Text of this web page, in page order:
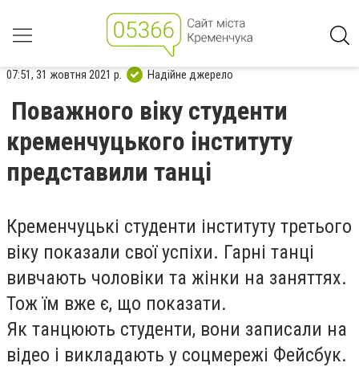
07:51, 31 жовтня 2021 р. Надійне джерело
Поважного віку студенти
кременчуцького інституту
представили танці
Кременчуцькі студенти інституту третього
віку показали свої успіхи. Гарні танці
вивчають чоловіки та жінки на заняттях.
Тож їм вже є, що показати.
Як танцюють студенти, вони записали на
відео і викладають у соцмережі Фейсбук.